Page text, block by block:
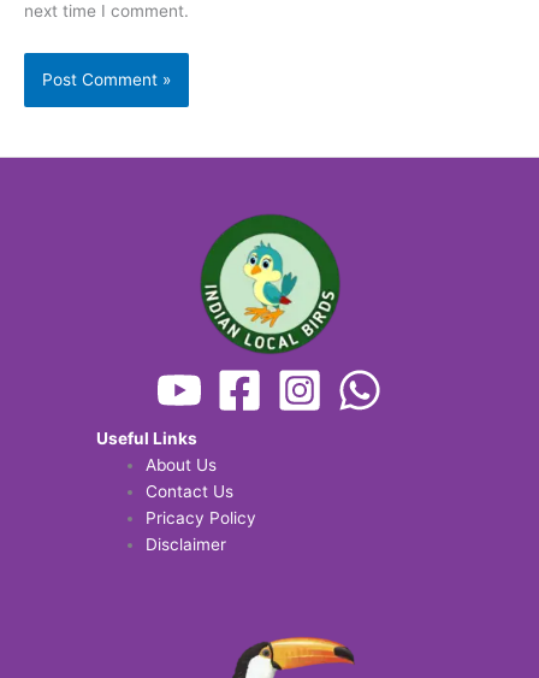
next time I comment.
Useful Links
About Us
Contact Us
Pricacy Policy
Disclaimer